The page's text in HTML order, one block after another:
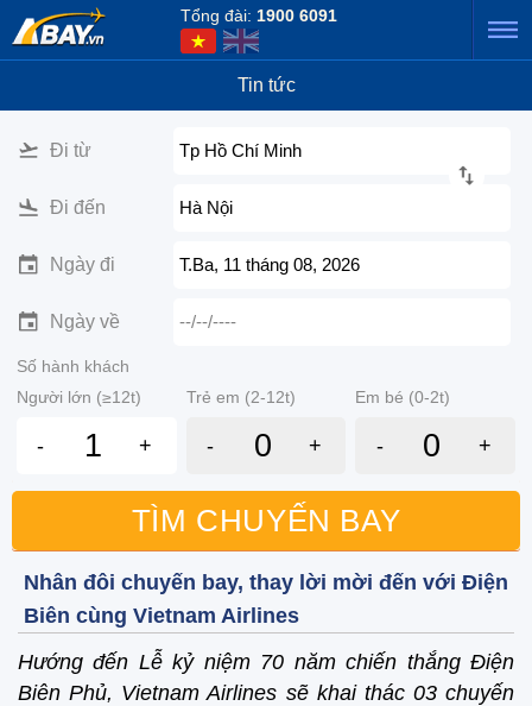
Tổng đài: 1900 6091
Tin tức
Đi từ Tp Hồ Chí Minh
Đi đến Hà Nội
Ngày đi T.Ba, 11 tháng 08, 2026
Ngày về --/--/----
Số hành khách
Người lớn (≥12t)
Trẻ em (2-12t) Em bé (0-2t)
- + - + - +
TÌM CHUYẾN BAY
Nhân đôi chuyến bay, thay lời mời đến với Điện
Biên cùng Vietnam Airlines
Hướng đến Lễ kỷ niệm 70 năm chiến thắng Điện
Biên Phủ, Vietnam Airlines sẽ khai thác 03 chuyến